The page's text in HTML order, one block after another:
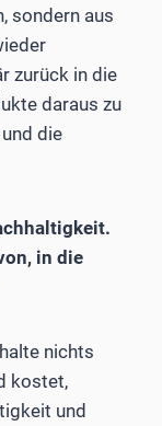
sondern aus
zurück in die
daraus zu
die
in die
nichts
kostet,
und